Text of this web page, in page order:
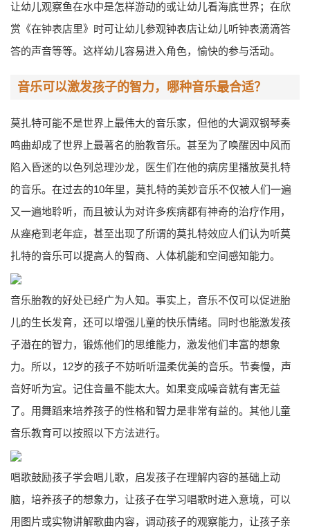
让幼儿观察鱼在水中是怎样游动的或让幼儿看海底世界；在欣
赏《在钟表店里》时可让幼儿参观钟表店让幼儿听钟表滴滴答
答的声音等等。这样幼儿容易进入角色，愉快的参与活动。
音乐可以激发孩子的智力，哪种音乐最合适？
莫扎特可能不是世界上最伟大的音乐家，但他的大调双钢琴奏
鸣曲却成了世界上最著名的胎教音乐。甚至为了唤醒因中风而
陷入昏迷的以色列总理沙龙，医生们在他的病房里播放莫扎特
的音乐。在过去的10年里，莫扎特的美妙音乐不仅被人们一遍
又一遍地聆听，而且被认为对许多疾病都有神奇的治疗作用，
从痤疮到老年症，甚至出现了所谓的莫扎特效应人们认为听莫
扎特的音乐可以提高人的智商、人体机能和空间感知能力。
音乐胎教的好处已经广为人知。事实上，音乐不仅可以促进胎
儿的生长发育，还可以增强儿童的快乐情绪。同时也能激发孩
子潜在的智力，锻炼他们的思维能力，激发他们丰富的想象
力。所以，12岁的孩子不妨听听温柔优美的音乐。节奏慢，声
音好听为宜。记住音量不能太大。如果变成噪音就有害无益
了。用舞蹈来培养孩子的性格和智力是非常有益的。其他儿童
音乐教育可以按照以下方法进行。
唱歌鼓励孩子学会唱儿歌，启发孩子在理解内容的基础上动
脑，培养孩子的想象力，让孩子在学习唱歌时进入意境，可以
用图片或实物讲解歌曲内容，调动孩子的观察能力，让孩子亲